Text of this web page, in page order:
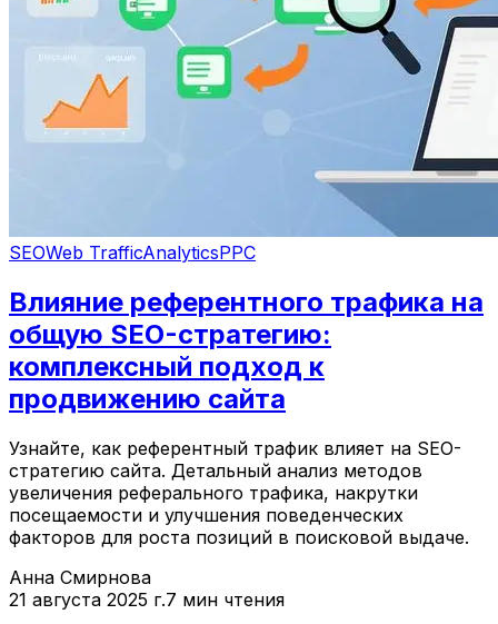
SEOWeb TrafficAnalyticsPPC
Влияние референтного трафика на
общую SEO-стратегию:
комплексный подход к
продвижению сайта
Узнайте, как референтный трафик влияет на SEO-
стратегию сайта. Детальный анализ методов
увеличения реферального трафика, накрутки
посещаемости и улучшения поведенческих
факторов для роста позиций в поисковой выдаче.
Анна Смирнова
21 августа 2025 г.7 мин чтения